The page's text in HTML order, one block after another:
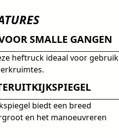
SMALLE GANGEN
heftruck ideaal voor gebruik
biedt een breed
en het manoeuvreren